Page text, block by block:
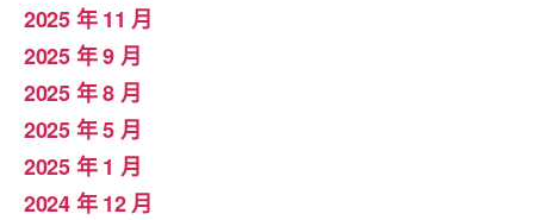
2025 年 11 月
2025 年 9 月
2025 年 8 月
2025 年 5 月
2025 年 1 月
2024 年 12 月